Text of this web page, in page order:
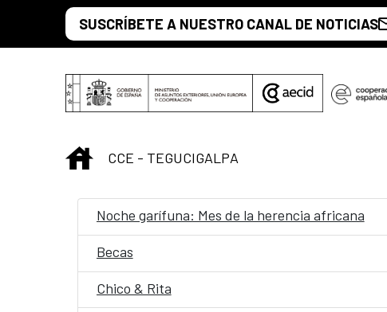
Saltar al contenido principal
SUSCRÍBETE A NUESTRO CANAL DE NOTICIAS
INICIO
CCE - TEGUCIGALPA
Noche garífuna: Mes de la herencia africana
Becas
Chico & Rita